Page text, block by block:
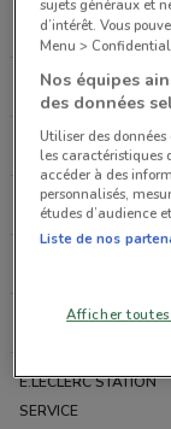
MONDIAL RELAY
PROLIANS
DHL
FONCIA
MISTER MINIT
E.LECLERC STATION
SERVICE
sujets généraux et
d’intérêt. Vous
Menu >
Nos équipes
des données
Utiliser des
les caractéristiques
accéder à des
personnalisés,
études d’audience
Liste de nos
Afficher